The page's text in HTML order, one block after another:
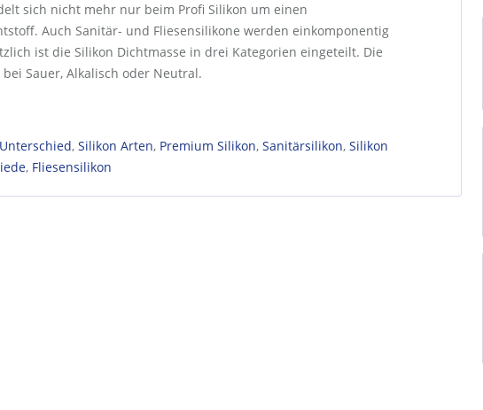
sich nicht mehr nur beim Profi Silikon um einen
Auch Sanitär- und Fliesensilikone werden einkomponentig
ist die Silikon Dichtmasse in drei Kategorien eingeteilt. Die
Sauer, Alkalisch oder Neutral.
,Silikon Arten, Premium Silikon,Sanitärsilikon,Silikon
, Fliesensilikon